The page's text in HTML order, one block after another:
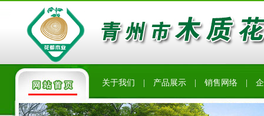
关于我们 产品展示 销售网络